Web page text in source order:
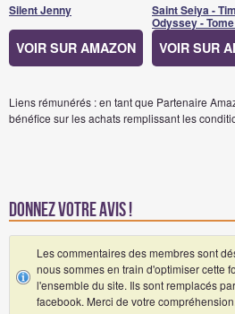
Silent Jenny
VOIR SUR AMAZON
Saint Seiya -
Odyssey -
VOIR SUR
Liens rémunérés : en tant que Partenaire
bénéfice sur les achats remplissant les
Donnez votre avis !
Les commentaires des membres sont
nous sommes en train d'optimiser cette
l'ensemble du site. Ils sont remplacés
facebook. Merci de votre compréhension.